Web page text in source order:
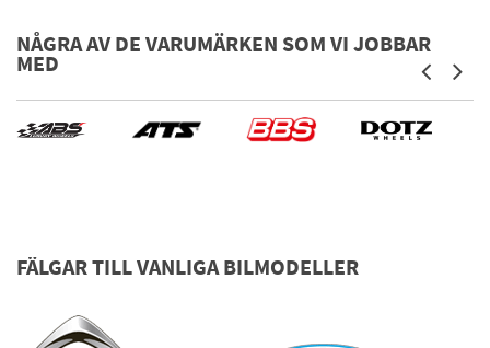
NÅGRA AV DE VARUMÄRKEN SOM VI JOBBAR
MED
FÄLGAR TILL VANLIGA BILMODELLER